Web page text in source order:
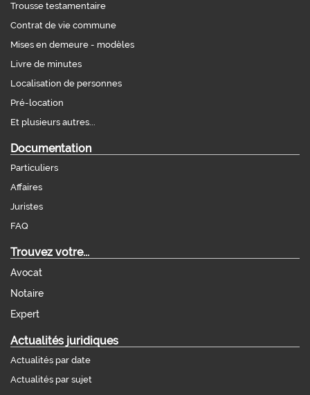
Trousse testamentaire
Contrat de vie commune
Mises en demeure - modèles
Livre de minutes
Localisation de personnes
Pré-location
Et plusieurs autres...
Documentation
Particuliers
Affaires
Juristes
FAQ
Trouvez votre...
Avocat
Notaire
Expert
Actualités juridiques
Actualités par date
Actualités par sujet